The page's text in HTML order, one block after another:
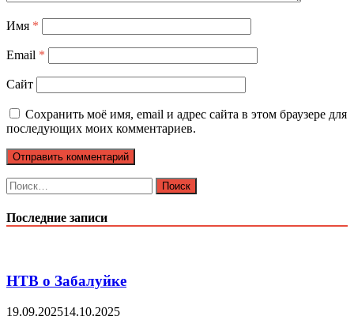
Имя *
Email *
Сайт
Сохранить моё имя, email и адрес сайта в этом браузере для
последующих моих комментариев.
Найти:
Последние записи
НТВ о Забалуйке
19.09.202514.10.2025